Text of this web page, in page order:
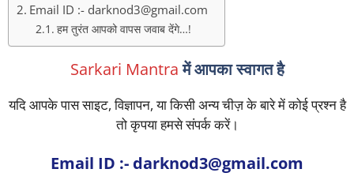
Email ID :- darknod3@gmail.com
हम तुरंत आपको वापस जवाब देंगे…!
Sarkari Mantraमें आपका स्वागत है
यदि आपके पास साइट, विज्ञापन, या किसी अन्य चीज़ के बारे में कोई प्रश्न है
तो कृपया हमसे संपर्क करें।
Email ID :- darknod3@gmail.com